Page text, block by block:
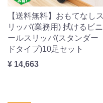
【送料無料】おもてなしス
リッパ(業務用) 拭けるビニ
ールスリッパ(スタンダー
ドタイプ)10足セット
¥ 14,663